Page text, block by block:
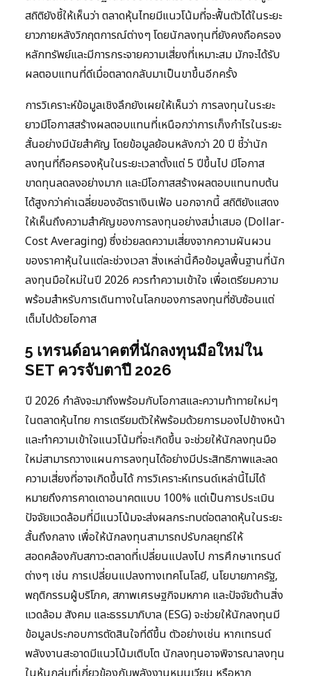
สถิติยังชี้ให้เห็นว่า ตลาดหุ้นไทยมีแนวโน้มที่จะฟื้นตัวได้ในระยะ
ยาวภายหลังวิกฤตการณ์ต่างๆ โดยนักลงทุนที่ยังคงถือครอง
หลักทรัพย์และมีการกระจายความเสี่ยงที่เหมาะสม มักจะได้รับ
ผลตอบแทนที่ดีเมื่อตลาดกลับมาเป็นขาขึ้นอีกครั้ง
การวิเคราะห์ข้อมูลเชิงลึกยังเผยให้เห็นว่า การลงทุนในระยะ
ยาวมีโอกาสสร้างผลตอบแทนที่เหนือกว่าการเก็งกำไรในระยะ
สั้นอย่างมีนัยสำคัญ โดยข้อมูลย้อนหลังกว่า 20 ปี ชี้ว่านัก
ลงทุนที่ถือครองหุ้นในระยะเวลาตั้งแต่ 5 ปีขึ้นไป มีโอกาส
ขาดทุนลดลงอย่างมาก และมีโอกาสสร้างผลตอบแทนทบต้น
ได้สูงกว่าค่าเฉลี่ยของอัตราเงินเฟ้อ นอกจากนี้ สถิติยังแสดง
ให้เห็นถึงความสำคัญของการลงทุนอย่างสม่ำเสมอ (Dollar-
Cost Averaging) ซึ่งช่วยลดความเสี่ยงจากความผันผวน
ของราคาหุ้นในแต่ละช่วงเวลา สิ่งเหล่านี้คือข้อมูลพื้นฐานที่นัก
ลงทุนมือใหม่ในปี 2026 ควรทำความเข้าใจ เพื่อเตรียมความ
พร้อมสำหรับการเดินทางในโลกของการลงทุนที่ซับซ้อนแต่
เต็มไปด้วยโอกาส
5 เทรนด์อนาคตที่นักลงทุนมือใหม่ใน
SET ควรจับตาปี 2026
ปี 2026 กำลังจะมาถึงพร้อมกับโอกาสและความท้าทายใหม่ๆ
ในตลาดหุ้นไทย การเตรียมตัวให้พร้อมด้วยการมองไปข้างหน้า
และทำความเข้าใจแนวโน้มที่จะเกิดขึ้น จะช่วยให้นักลงทุนมือ
ใหม่สามารถวางแผนการลงทุนได้อย่างมีประสิทธิภาพและลด
ความเสี่ยงที่อาจเกิดขึ้นได้ การวิเคราะห์เทรนด์เหล่านี้ไม่ได้
หมายถึงการคาดเดาอนาคตแบบ 100% แต่เป็นการประเมิน
ปัจจัยแวดล้อมที่มีแนวโน้มจะส่งผลกระทบต่อตลาดหุ้นในระยะ
สั้นถึงกลาง เพื่อให้นักลงทุนสามารถปรับกลยุทธ์ให้
สอดคล้องกับสภาวะตลาดที่เปลี่ยนแปลงไป การศึกษาเทรนด์
ต่างๆ เช่น การเปลี่ยนแปลงทางเทคโนโลยี, นโยบายภาครัฐ,
พฤติกรรมผู้บริโภค, สภาพเศรษฐกิจมหภาค และปัจจัยด้านสิ่ง
แวดล้อม สังคม และธรรมาภิบาล (ESG) จะช่วยให้นักลงทุนมี
ข้อมูลประกอบการตัดสินใจที่ดีขึ้น ตัวอย่างเช่น หากเทรนด์
พลังงานสะอาดมีแนวโน้มเติบโต นักลงทุนอาจพิจารณาลงทุน